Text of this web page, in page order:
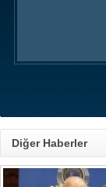
Diğer Haberler